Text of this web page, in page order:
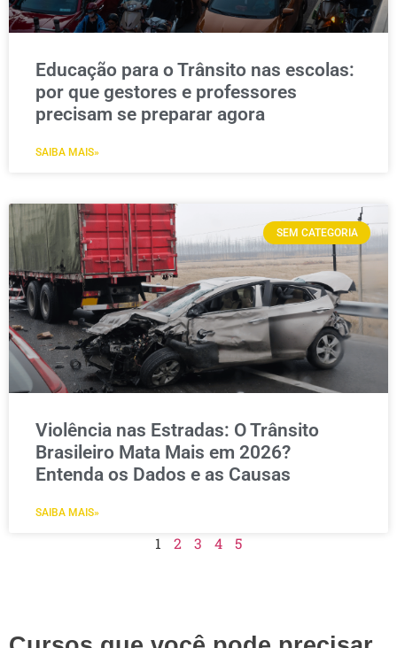
Educação para o Trânsito nas escolas:
por que gestores e professores
precisam se preparar agora
SAIBA MAIS»
SEM CATEGORIA
Violência nas Estradas: O Trânsito
Brasileiro Mata Mais em 2026?
Entenda os Dados e as Causas
SAIBA MAIS»
1 2 3 4 5